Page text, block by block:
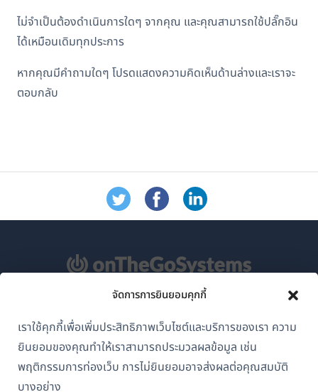
จัดการการยินยอมคุกกี้
เราใช้คุกกี้เพื่อเพิ่มประสิทธิภาพเว็บไซต์และบริการของเรา ความ
ยินยอมของคุณทำให้เราสามารถประมวลผลข้อมูล เช่น
พฤติกรรมการท่องเว็บ การไม่ยินยอมอาจส่งผลต่อคุณสมบัติ
บางอย่าง
ไม่จำเป็นต้องดำเนินการใดๆ จากคุณ และคุณสามารถใช้ปลั๊กอิน
ได้เหมือนเดิมทุกประการ
หากคุณมีคำถามใดๆ โปรดแสดงความคิดเห็นด้านล่างและเราจะ
ตอบกลับ
GDPR และนโยบายความเป็นส่วนตัว
เข้าร่วมทีมของเรา(เปิด